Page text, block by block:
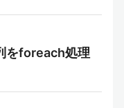
をforeach処理